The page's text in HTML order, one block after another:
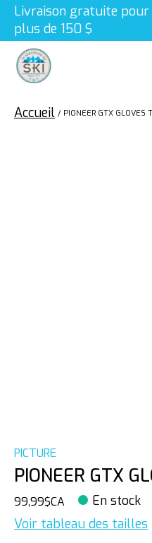
Livraison gratuite pour
plus de 150 $
Accueil / PIONEER GTX GLOVES
PICTURE
PIONEER GTX
99,99$CA En stock
Voir tableau des tailles